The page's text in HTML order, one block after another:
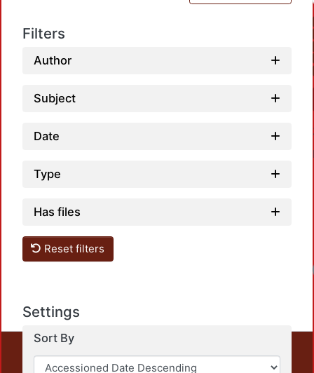
Filters
Author
Subject
Date
Type
Has files
Reset filters
Settings
Sort By
unrestricted open access, the teaching and research